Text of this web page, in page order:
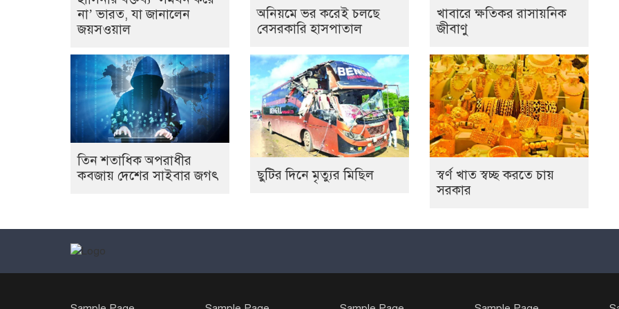
না’ ভারত, যা জানালেন
জয়সওয়াল
অনিয়মে ভর করেই চলছে
বেসরকারি হাসপাতাল
খাবারে ক্ষতিকর রাসায়নিক
জীবাণু
তিন শতাধিক অপরাধীর
কবজায় দেশের সাইবার জগৎ
ছুটির দিনে মৃত্যুর মিছিল
স্বর্ণ খাত স্বচ্ছ করতে চায়
সরকার